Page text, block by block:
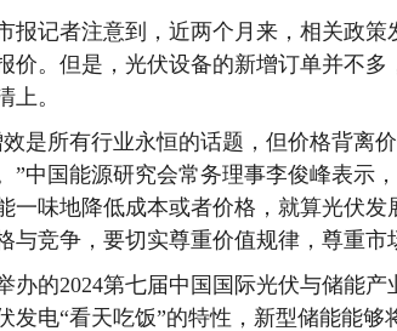
记者注意到，近两个月来，相关政策
价。但是，光伏设备的新增订单并不
上。
所有行业永恒的话题，但价格背离
”中国能源研究会常务理事李俊峰表示
一味地降低成本或者价格，就算光伏
与竞争，要切实尊重价值规律，尊重市
的2024第七届中国国际光伏与储能产
发电“看天吃饭”的特性，新型储能能